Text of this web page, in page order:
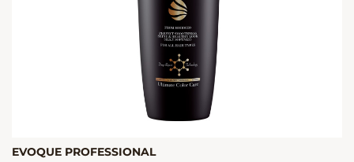
EVOQUE PROFESSIONAL